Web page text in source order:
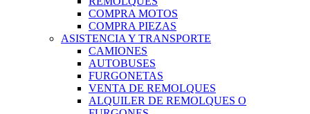
COMPRA MOTOS
COMPRA PIEZAS
ASISTENCIA Y TRANSPORTE
CAMIONES
AUTOBUSES
FURGONETAS
VENTA DE REMOLQUES
ALQUILER DE REMOLQUES O